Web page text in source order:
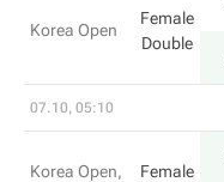
Korea Open
Female
Double
07.10, 05:10
Korea Open,
Female